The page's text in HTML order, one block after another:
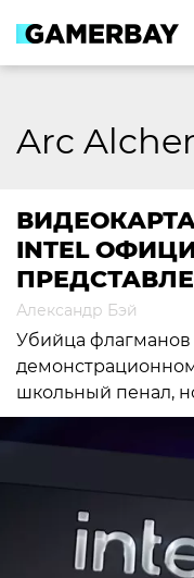
content
Arc
ВИДЕОКАРТА
INTEL
Александр Бэй
Убийца флагманов
школьный пенал,